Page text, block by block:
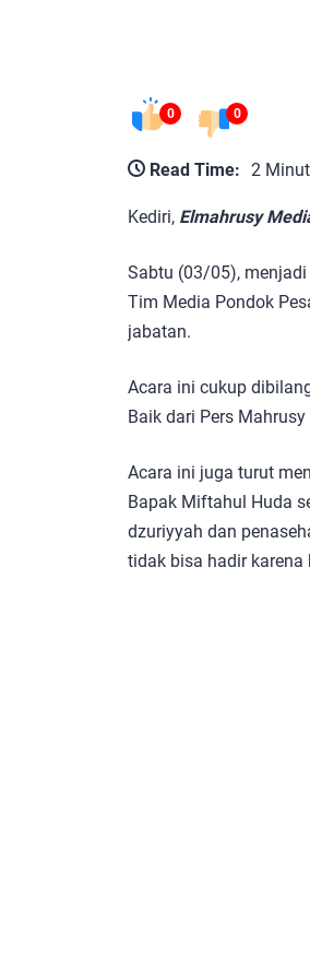
0 0
Read Time: 2
Kediri, Elmahrusy
Sabtu (03/05),
Tim Media Pondok
jabatan.
Acara ini cukup
Baik dari Pers
Acara ini juga turut
Bapak Miftahul Huda
dzuriyyah dan
tidak bisa hadir karena